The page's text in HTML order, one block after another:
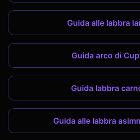
Guida alle labbra
Guida arco di
Guida labbra
Guida alle labbra